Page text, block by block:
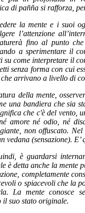
di pañña si rafforza,
la mente e i suoi
l’attenzione
fino al punto
a sperimentare il
su come interpretare il
senza forma con cui
arrivano a livello di
della mente,
una bandiera che sia
che c'è del vento,
amore né odio, né
non offuscato.
vedana (sensazione).
è guardarsi
è detta anche la mente
completamente
o spiacevoli che la
La mente conosce
il suo stato originale.